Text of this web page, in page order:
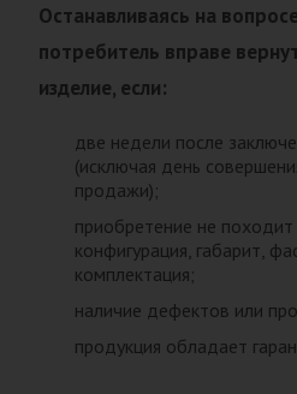
Останавливаясь на
потребитель вправе
изделие, если:
две недели после
(исключая день
продажи);
приобретение не
конфигурация, габарит,
комплектация;
наличие дефектов или
продукция обладает